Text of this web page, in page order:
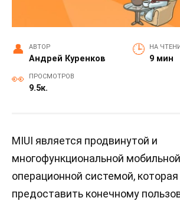
АВТОР
Андрей Куренков
НА
9 мин
ПРОСМОТРОВ
9.5к.
MIUI является продвинутой и
многофункциональной мобильной
операционной системой,
предоставить конечному